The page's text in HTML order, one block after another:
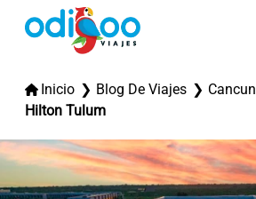
Inicio Blog De Viajes Cancun
Hilton Tulum